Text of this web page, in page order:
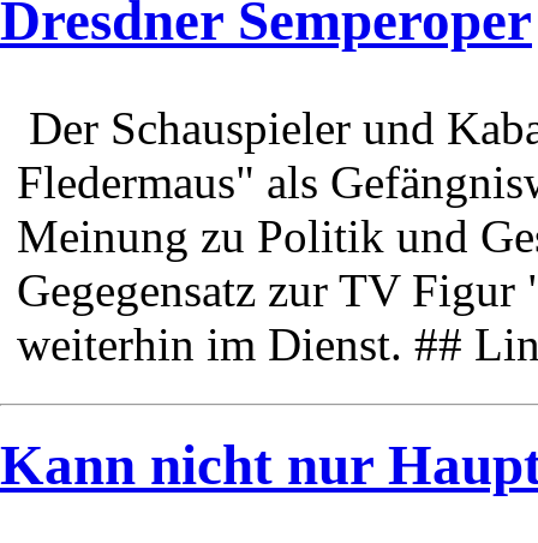
Dresdner Semperoper
Der Schauspieler und
Fledermaus" als
Meinung zu Politik und
Gegegensatz zur TV
weiterhin im Dienst. ##
Kann nicht nur